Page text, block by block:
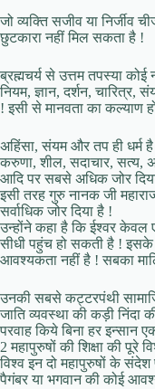
जो व्यक्ति सजीव या निर्जीव
छुटकारा नहीं मिल सकता है !
ब्रह्मचर्य से उत्तम तपस्या
नियम, ज्ञान, दर्शन,
! इसी से मानवता का कल्याण
अहिंसा, संयम और तप ही धर्म
करुणा, शील, सदाचार, सत्य,
आदि पर सबसे अधिक जोर
इसी तरह गुरु नानक जी
सर्वाधिक जोर दिया है !
उन्होंने कहा है कि ईश्वर केवल
सीधी पहुंच हो सकती है ! इसके
आवश्यकता नहीं है ! सबका
उनकी सबसे कट्टरपंथी
जाति व्यवस्था की कड़ी निंदा
परवाह किये बिना हर इन्सान
2 महापुरुषों की शिक्षा की पूरे
विश्व इन दो महापुरुषों के
पैगंबर या भगवान की कोई